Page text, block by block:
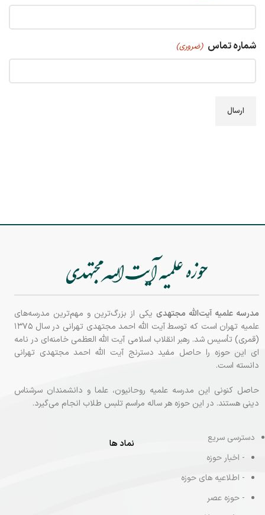
شماره تماس (ضروری)
مدرسه علمیه آیت‌الله مجتهدی یکی از بزرگ‌ترین و مهم‌ترین مدرسه‌های
علمیه تهران است که توسط آیت الله احمد مجتهدی تهرانی در سال ۱۳۷۵
(قمری) تأسیس شد. رهبر انقلاب اسلامی آیت الله العظمی خامنه‌ای در نامه‌
ای این حوزه را حاصل مفید دسترنج آیت الله احمد مجتهدی تهرانی
دانسته‌ است.
حاصل کنونی این مدرسه علمیه روحانیون، علما و دانشمندان سرشناس
دینی هستند. در این حوزه هر ساله مراسم تلبس طلاب انجام می‌گیرد.
دسترسی سریع
- اخبار حوزه
- اطلاعیه های حوزه
- حوزه عصر
نماد ها